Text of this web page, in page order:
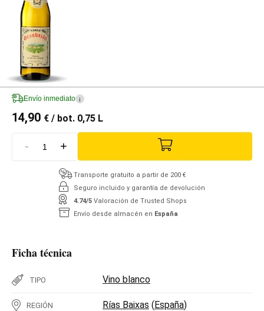
Envío inmediato i
14,90 € / bot. 0,75 L
- +
Transporte gratuito a partir de 200 €
Seguro incluido y garantía de devolución
4.74/5 Valoración de Trusted Shops
Envío desde almacén en España
Ficha técnica
TIPO Vino blanco
REGIÓN Rías Baixas (España)